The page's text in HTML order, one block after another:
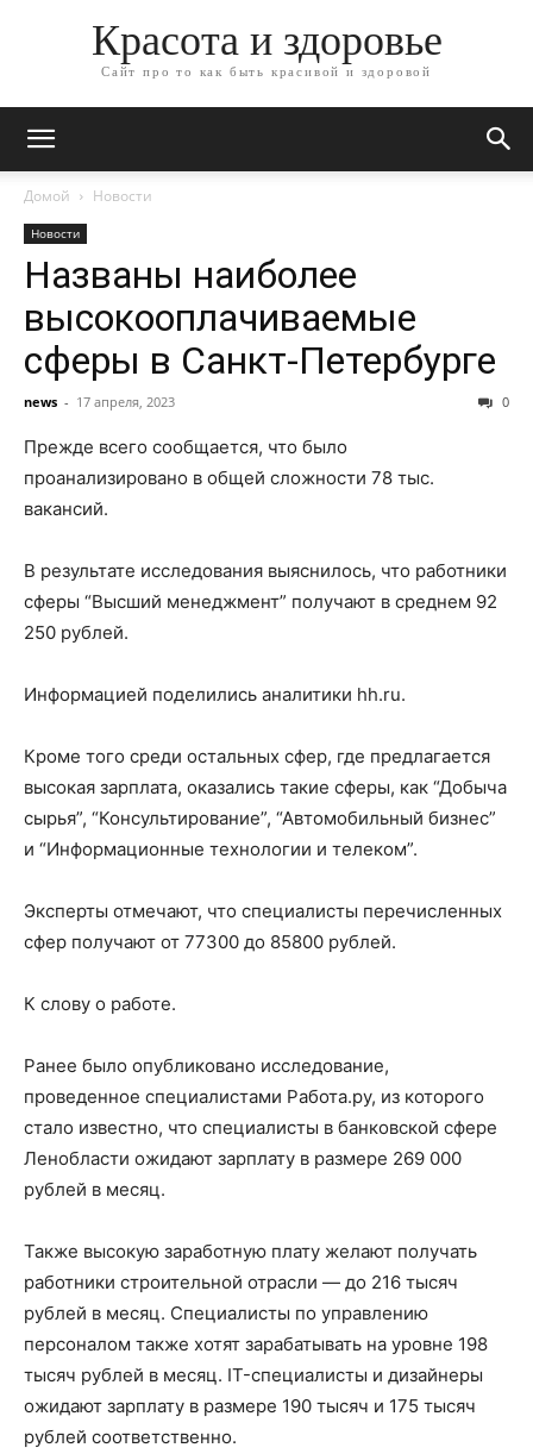
Красота и здоровье
Сайт про то как быть красивой и здоровой
Домой Новости
Новости
Названы наиболее
высокооплачиваемые
сферы в Санкт-Петербурге
news - 17 апреля, 2023 0
Прежде всего сообщается, что было
проанализировано в общей сложности 78 тыс.
вакансий.
В результате исследования выяснилось, что работники
сферы “Высший менеджмент” получают в среднем 92
250 рублей.
Информацией поделились аналитики hh.ru.
Кроме того среди остальных сфер, где предлагается
высокая зарплата, оказались такие сферы, как “Добыча
сырья”, “Консультирование”, “Автомобильный бизнес”
и “Информационные технологии и телеком”.
Эксперты отмечают, что специалисты перечисленных
сфер получают от 77300 до 85800 рублей.
К слову о работе.
Ранее было опубликовано исследование,
проведенное специалистами Работа.ру, из которого
стало известно, что специалисты в банковской сфере
Ленобласти ожидают зарплату в размере 269 000
рублей в месяц.
Также высокую заработную плату желают получать
работники строительной отрасли — до 216 тысяч
рублей в месяц. Специалисты по управлению
персоналом также хотят зарабатывать на уровне 198
тысяч рублей в месяц. IT-специалисты и дизайнеры
ожидают зарплату в размере 190 тысяч и 175 тысяч
рублей соответственно.